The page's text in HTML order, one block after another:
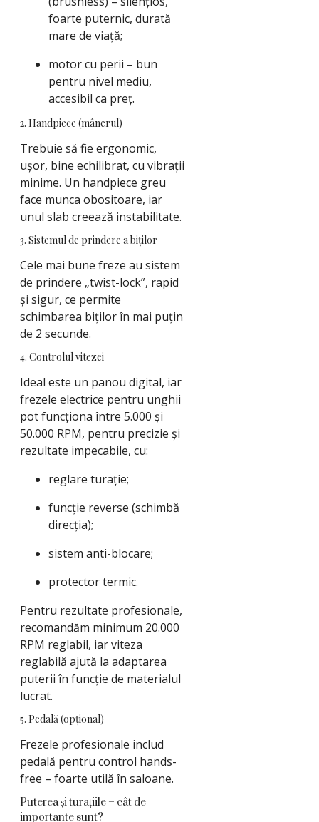
foarte puternic, durată
mare de viață;
motor cu perii – bun
pentru nivel mediu,
accesibil ca preț.
2. Handpiece (mânerul)
Trebuie să fie ergonomic,
ușor, bine echilibrat, cu vibrații
minime. Un handpiece greu
face munca obositoare, iar
unul slab creează instabilitate.
3. Sistemul de prindere a biților
Cele mai bune freze au sistem
de prindere „twist-lock”, rapid
și sigur, ce permite
schimbarea biților în mai puțin
de 2 secunde.
4. Controlul vitezei
Ideal este un panou digital, iar
frezele electrice pentru unghii
pot funcționa între 5.000 și
50.000 RPM, pentru precizie și
rezultate impecabile, cu:
reglare turație;
funcție reverse (schimbă
direcția);
sistem anti-blocare;
protector termic.
Pentru rezultate profesionale,
recomandăm minimum 20.000
RPM reglabil, iar viteza
reglabilă ajută la adaptarea
puterii în funcție de materialul
lucrat.
5. Pedală (opțional)
Frezele profesionale includ
pedală pentru control hands-
free – foarte utilă în saloane.
Puterea și turațiile – cât de
importante sunt?